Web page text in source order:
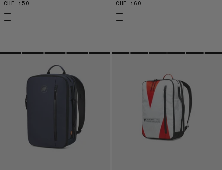
CHF 150 CHF 160